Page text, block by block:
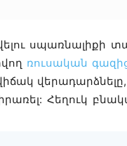
սպառնալիքի
ռուսական
Հեղուկ